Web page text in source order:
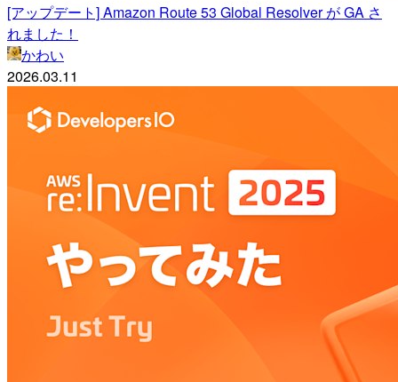
[アップデート] Amazon Route 53 Global Resolver が GA さ
れました！
かわい
2026.03.11